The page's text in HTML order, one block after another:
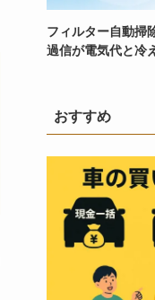
フィルター自動掃
過信が電気代と冷
おすすめ